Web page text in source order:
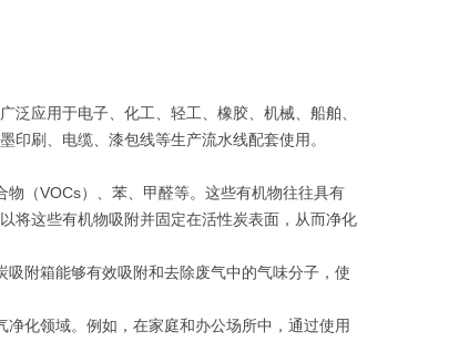
应用于电子、化工、轻工、橡胶、机械、船舶、
刷、电缆、漆包线等生产流水线配套使用。
（VOCs）、苯、甲醛等。这些有机物往往具有
将这些有机物吸附并固定在活性炭表面，从而净化
附箱能够有效吸附和去除废气中的气味分子，使
化领域。例如，在家庭和办公场所中，通过使用